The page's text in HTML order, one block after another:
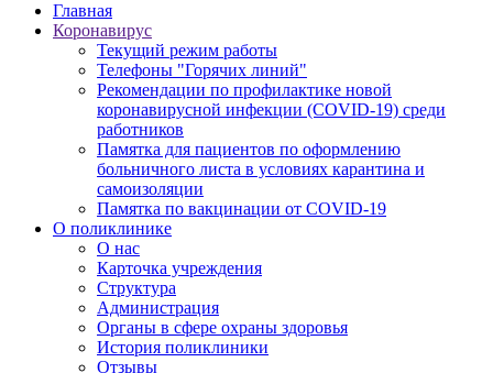
Главная
Коронавирус
Текущий режим работы
Телефоны "Горячих линий"
Рекомендации по профилактике новой
коронавирусной инфекции (COVID-19) среди
работников
Памятка для пациентов по оформлению
больничного листа в условиях карантина и
самоизоляции
Памятка по вакцинации от COVID-19
О поликлинике
О нас
Карточка учреждения
Структура
Администрация
Органы в сфере охраны здоровья
История поликлиники
Отзывы